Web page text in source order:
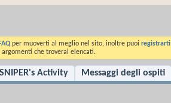
FAQ per muoverti al meglio nel sito, inoltre puoi registrarti
che troverai elencati.
Activity Messaggi degli ospiti